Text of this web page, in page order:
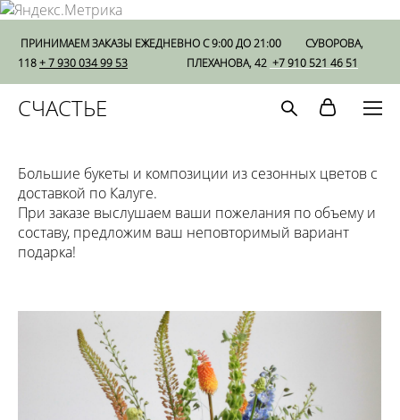
ПРИНИМАЕМ ЗАКАЗЫ ЕЖЕДНЕВНО С 9:00 ДО 21:00
СУВОРОВА,
118+ 7 930 034 99 53 ПЛЕХАНОВА, 42 +7 910 521 46 51
СЧАСТЬЕ
Большие букеты и композиции из сезонных цветов с
доставкой по Калуге.
При заказе выслушаем ваши пожелания по объему и
составу, предложим ваш неповторимый вариант
подарка!